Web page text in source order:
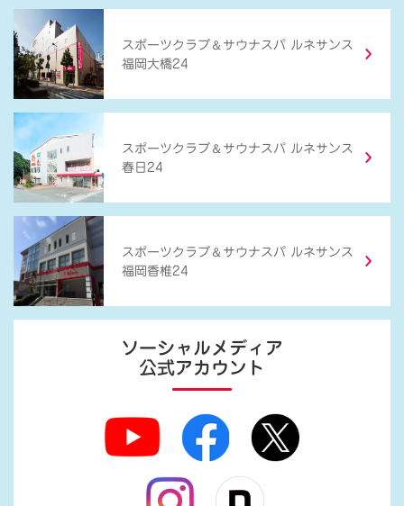
スポーツクラブ ＆ サウナスパ ルネサンス
福岡大橋24
スポーツクラブ ＆ サウナスパ ルネサンス
春日24
スポーツクラブ ＆ サウナスパ ルネサンス
福岡香椎24
ソーシャルメディア
公式アカウント